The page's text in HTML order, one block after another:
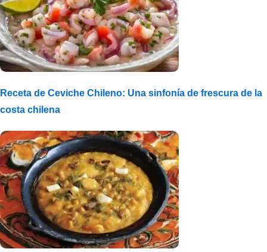
Receta de Ceviche Chileno: Una sinfonía de frescura de la
costa chilena